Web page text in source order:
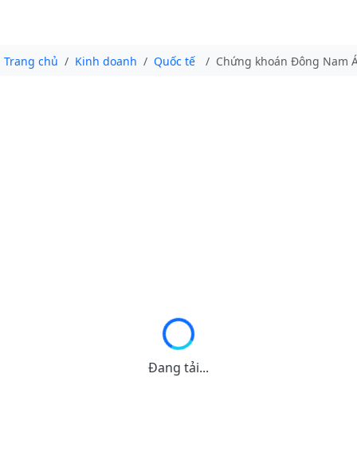
Trang chủ Kinh doanh Quốc tế Chứng khoán Đông Nam
Đang tải...